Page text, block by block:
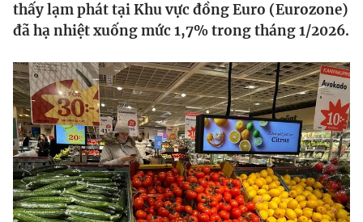
Thế giới
Tin tức
Thế giới đó đây
Câu chuyện quốc tế
Kinh tế
Tài chính
Thị trường
Góc doanh nghiệp
Dữ liệu và đời sống
Truyền hình
Phim VTV
Giải trí
thấy lạm phát tại Khu vực đồng Euro (Eurozone)
đã hạ nhiệt xuống mức 1,7% trong tháng 1/2026.